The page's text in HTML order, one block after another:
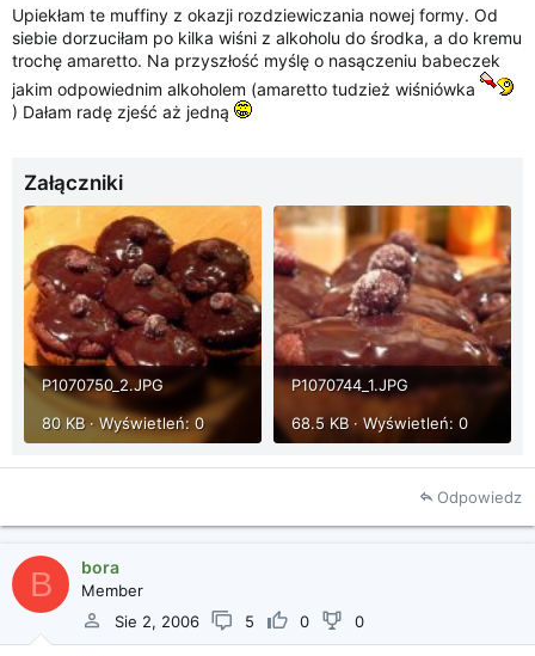
Upiekłam te muffiny z okazji rozdziewiczania nowej formy. Od
siebie dorzuciłam po kilka wiśni z alkoholu do środka, a do kremu
trochę amaretto. Na przyszłość myślę o nasączeniu babeczek
jakim odpowiednim alkoholem (amaretto tudzież wiśniówka
) Dałam radę zjeść aż jedną
Załączniki
P1070750_2.JPG
80 KB · Wyświetleń: 0
P1070744_1.JPG
68.5 KB · Wyświetleń: 0
Odpowiedz
B bora
Member
Sie 2, 2006
5 0 0